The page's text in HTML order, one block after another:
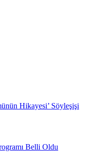
Hikayesi’ Söyleşişi
Belli Oldu